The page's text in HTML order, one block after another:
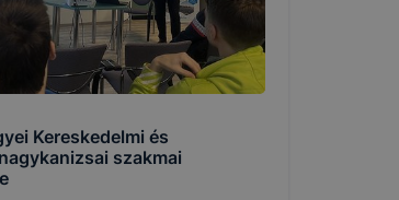
Kereskedelmi és
szakmai